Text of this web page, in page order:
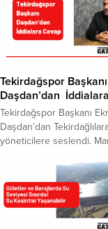
meydana gelen ve 7’si
kişinin hayatını
kişinin de yaralandığı
ilişkin, sanık koltuğunda
koltuğunda oturmasını
kamuoyunun vicdanına
söyledi. Ükeyi yasa
kazadan hemen sonra
kazanın sebebini aşırı
bağlayarak neredeyse bir
Tekirdağspor Başkanı
Daşdan’dan
Tekirdağspor Başkanı
Daşdan’dan
yöneticilere seslendi.
“Doğru ve yanlışları
Sezon sonuna kadar
verip, ligde
tutacağız. Gelecek yılın
planlamalarını yapıyoruz.